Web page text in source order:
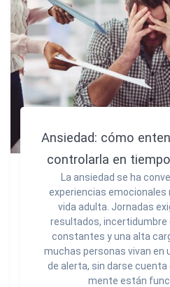
Ansiedad: cómo
controlarla en
La ansiedad se ha
experiencias
vida adulta. Jornadas
resultados, incertidumbre
constantes y una alta
muchas personas vivan en
de alerta, sin darse cuenta
mente están